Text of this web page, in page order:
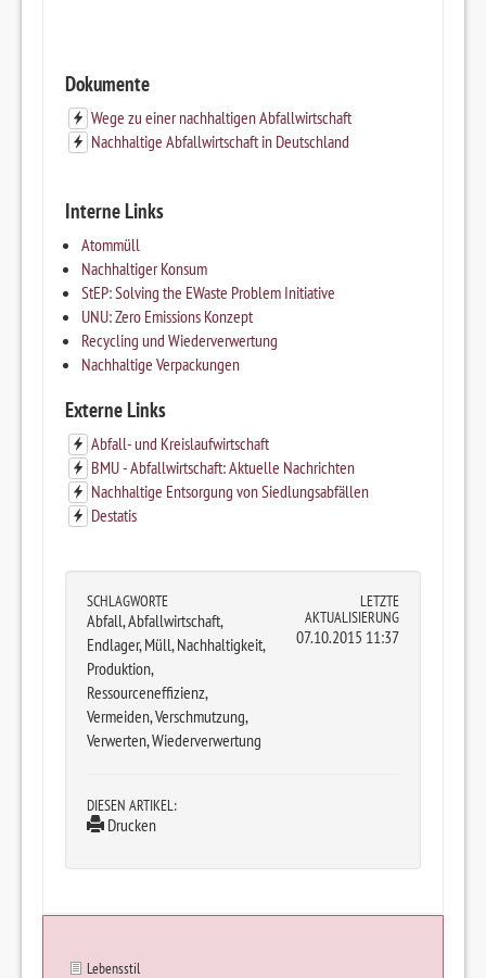
Dokumente
Wege zu einer nachhaltigen Abfallwirtschaft
Nachhaltige Abfallwirtschaft in Deutschland
Interne Links
Atommüll
Nachhaltiger Konsum
StEP: Solving the EWaste Problem Initiative
UNU: Zero Emissions Konzept
Recycling und Wiederverwertung
Nachhaltige Verpackungen
Externe Links
Abfall- und Kreislaufwirtschaft
BMU - Abfallwirtschaft: Aktuelle Nachrichten
Nachhaltige Entsorgung von Siedlungsabfällen
Destatis
SCHLAGWORTE
Abfall, Abfallwirtschaft,
Endlager, Müll, Nachhaltigkeit,
Produktion,
Ressourceneffizienz,
Vermeiden, Verschmutzung,
Verwerten, Wiederverwertung
LETZTE
AKTUALISIERUNG
07.10.2015 11:37
DIESEN ARTIKEL:
Drucken
Lebensstil